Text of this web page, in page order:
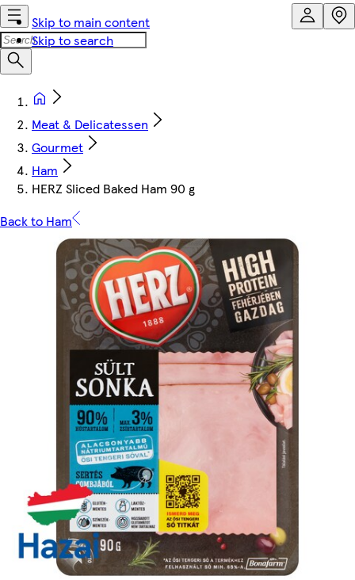
Skip to main content
Skip to search
Meat & Delicatessen
Gourmet
Ham
HERZ Sliced Baked Ham 90 g
Back to Ham